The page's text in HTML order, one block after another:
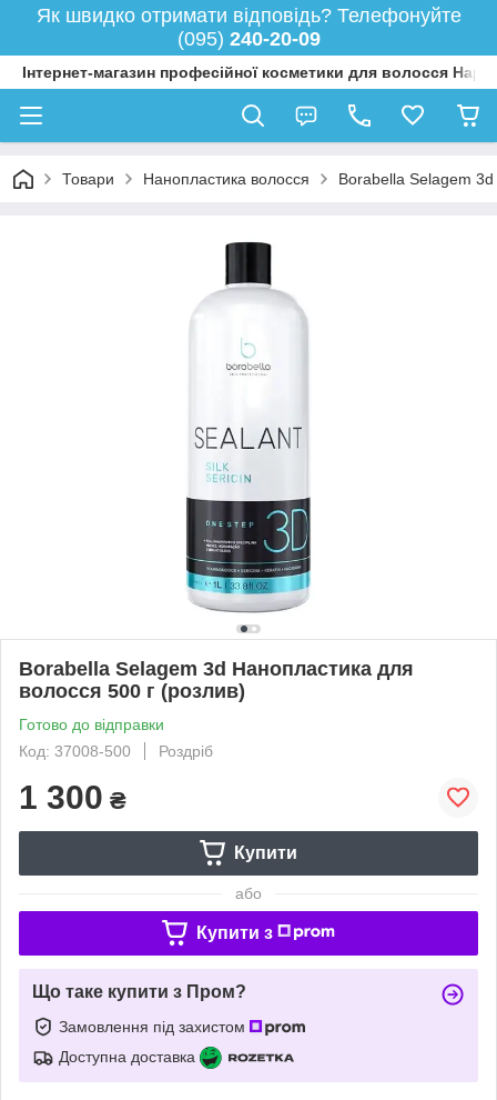
Як швидко отримати відповідь? Телефонуйте
(095) 240-20-09
Інтернет-магазин професійної косметики для волосся
Товари Нанопластика волосся Borabella Selagem
Borabella Selagem 3d Нанопластика для
волосся 500 г (розлив)
Готово до відправки
Код: 37008-500
Роздріб
1 300 ₴
Купити
або
Купити з
Що таке купити з Пром?
Замовлення під захистом
Доступна доставка